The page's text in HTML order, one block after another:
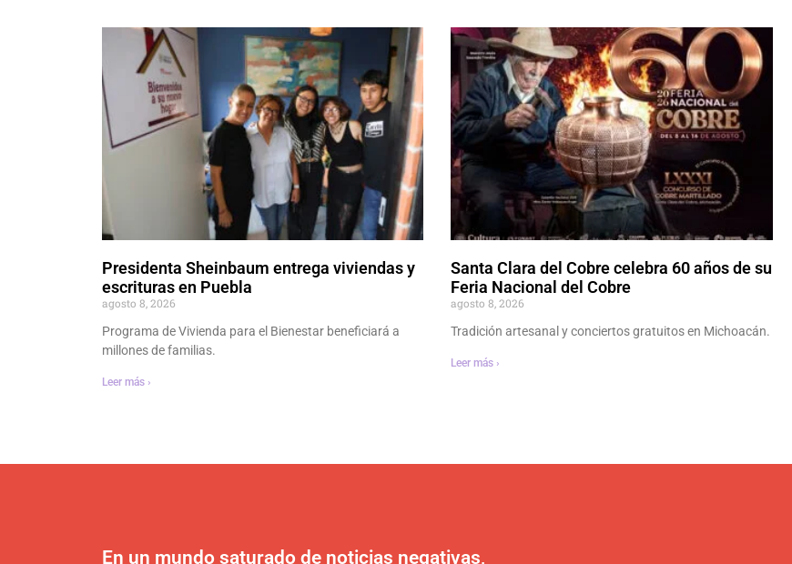
Presidenta Sheinbaum entrega viviendas y
escrituras en Puebla
agosto 8, 2026
Programa de Vivienda para el Bienestar beneficiará a
millones de familias.
Leer más ›
Santa Clara del Cobre celebra 60 años de su
Feria Nacional del Cobre
agosto 8, 2026
Tradición artesanal y conciertos gratuitos en Michoacán.
Leer más ›
En un mundo saturado de noticias negativas,